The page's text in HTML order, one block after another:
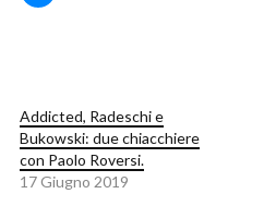
Addicted, Radeschi e
Bukowski: due chiacchiere
con Paolo Roversi.
17 Giugno 2019